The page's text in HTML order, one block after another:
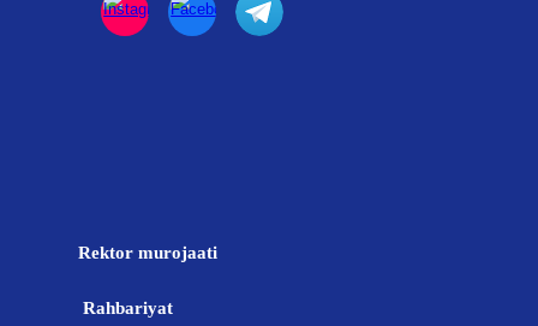
Rektor murojaati
Rahbariyat